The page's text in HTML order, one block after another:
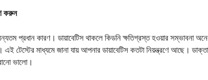
করুন
প্রধান কারণ। ডায়াবেটিস থাকলে কিডনি ক্ষতিগ্রস্ত হওয়ার সম্ভাবনা
টেস্টের মাধ্যমে জানা যায় আপনার ডায়াবেটিস কতটা নিয়ন্ত্রণে আছে।
ভালো।